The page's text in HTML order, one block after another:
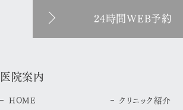
24時間WEB予約
医院案内
HOME
クリニック紹介